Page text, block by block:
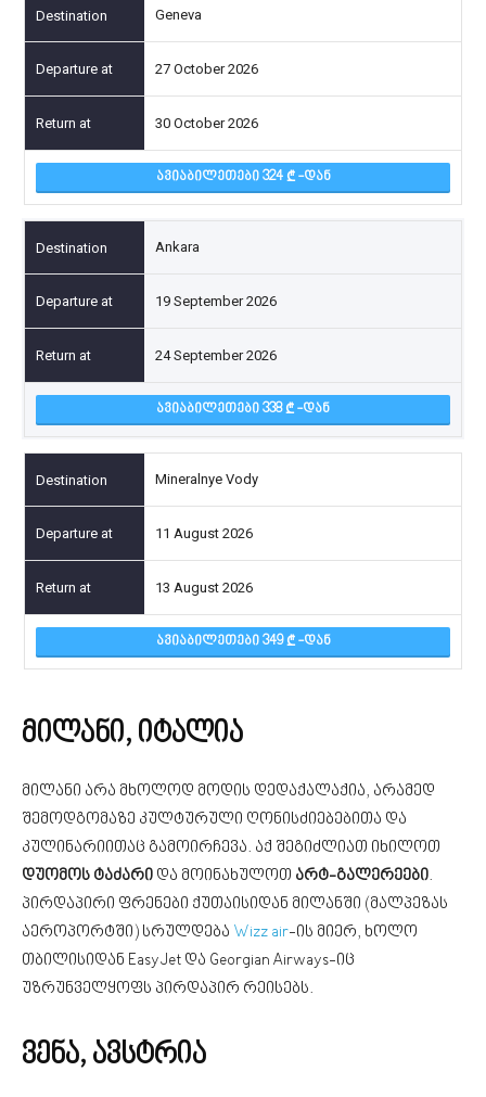
Geneva
27 October 2026
30 October 2026
ᲐᲕᲘᲐᲑᲘᲚᲔᲗᲔᲑᲘ 324 -ᲓᲐᲜ
Ankara
19 September 2026
24 September 2026
ᲐᲕᲘᲐᲑᲘᲚᲔᲗᲔᲑᲘ 338 -ᲓᲐᲜ
Mineralnye Vody
11 August 2026
13 August 2026
ᲐᲕᲘᲐᲑᲘᲚᲔᲗᲔᲑᲘ 349 -ᲓᲐᲜ
მილანი, იტალია
მილანი არა მხოლოდ მოდის დედაქალაქია, არამედ
შემოდგომაზე კულტურული ღონისძიებებითა და
კულინარიითაც გამოირჩევა. აქ შეგიძლიათ იხილოთ
დუომოს ტაძარი და მოინახულოთ არტ-გალერეები.
პირდაპირი ფრენები ქუთაისიდან მილანში (მალპეზას
აეროპორტში) სრულდება Wizz air-ის მიერ, ხოლო
თბილისიდან EasyJet და Georgian Airways-იც
უზრუნველყოფს პირდაპირ რეისებს.
ვენა, ავსტრია